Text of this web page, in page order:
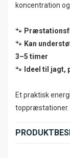
koncentration
🐾
🐾 Kan
3–5 timer
🐾 Ideel til jagt,
Et praktisk
toppræstationer.